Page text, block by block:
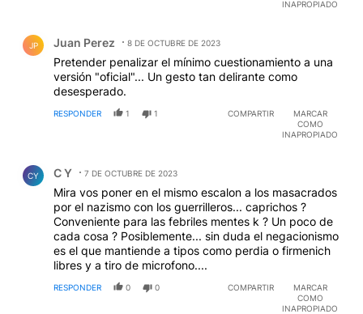
INAPROPIADO
JP Juan Perez 8 DE OCTUBRE DE 2023
Pretender penalizar el mínimo cuestionamiento a una
versión "oficial"... Un gesto tan delirante como
desesperado.
RESPONDER 1 1 COMPARTIR
MARCAR
COMO
INAPROPIADO
CY C Y 7 DE OCTUBRE DE 2023
Mira vos poner en el mismo escalon a los masacrados
por el nazismo con los guerrilleros... caprichos ?
Conveniente para las febriles mentes k ? Un poco de
cada cosa ? Posiblemente... sin duda el negacionismo
es el que mantiende a tipos como perdia o firmenich
libres y a tiro de microfono....
RESPONDER 0 0 COMPARTIR
MARCAR
COMO
INAPROPIADO